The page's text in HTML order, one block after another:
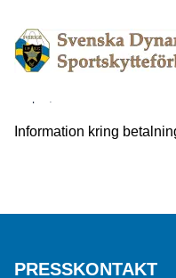
Viktig
till SDSSF
Information kring
PRESSKONTAKT